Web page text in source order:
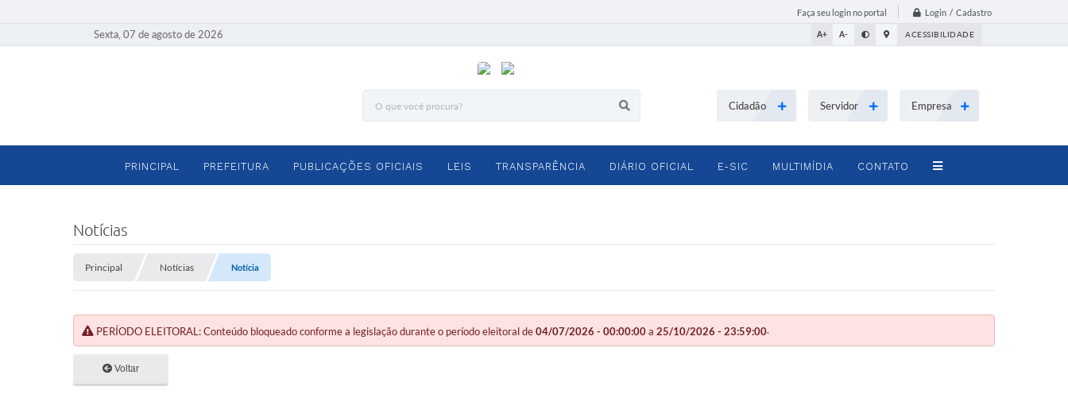
Faça seu login no portal Login / Cadastro
Sexta, 07 de agosto de 2026 A+ A- ACESSIBILIDADE
Cidadão Servidor Empresa
PRINCIPAL PREFEITURA PUBLICAÇÕES OFICIAIS LEIS TRANSPARÊNCIA DIÁRIO OFICIAL E-SIC MULTIMÍDIA CONTATO
Notícias
Principal Notícias Notícia
PERÍODO ELEITORAL: Conteúdo bloqueado conforme a legislação durante o período eleitoral de04/07/2026 - 00:00:00a 25/10/2026 - 23:59:00.
Voltar